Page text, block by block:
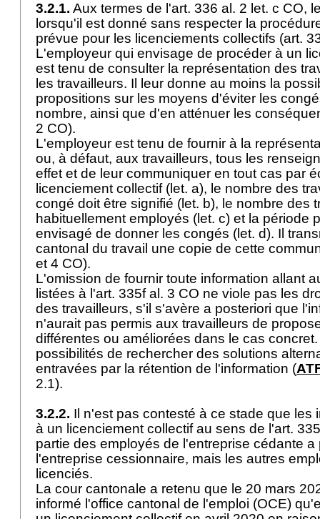
3.2.1. Aux termes de l'art. 336 al. 2 let. c CO,
lorsqu'il est donné sans respecter la
prévue pour les licenciements collectifs (art.
L'employeur qui envisage de procéder à un
est tenu de consulter la représentation des
les travailleurs. Il leur donne au moins la
propositions sur les moyens d'éviter les
nombre, ainsi que d'en atténuer les
2 CO).
L'employeur est tenu de fournir à la
ou, à défaut, aux travailleurs, tous les
effet et de leur communiquer en tout cas par
licenciement collectif (let. a), le nombre des
congé doit être signifié (let. b), le nombre des
habituellement employés (let. c) et la période
envisagé de donner les congés (let. d). Il
cantonal du travail une copie de cette
et 4 CO).
L'omission de fournir toute information allant
listées à l'art. 335f al. 3 CO ne viole pas les
des travailleurs, s'il s'avère a posteriori que
n'aurait pas permis aux travailleurs de
différentes ou améliorées dans le cas
possibilités de rechercher des solutions
entravées par la rétention de l'information (
2.1).
3.2.2. Il n'est pas contesté à ce stade que les
à un licenciement collectif au sens de l'art.
partie des employés de l'entreprise cédante a
l'entreprise cessionnaire, mais les autres
licenciés.
La cour cantonale a retenu que le 20 mars
informé l'office cantonal de l'emploi (OCE)